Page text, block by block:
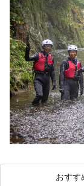
おすす